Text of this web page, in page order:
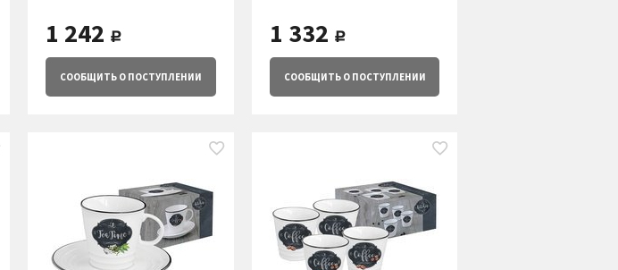
1 242 руб.
СООБЩИТЬО ПОСТУПЛЕНИИ
1 332 руб.
СООБЩИТЬО ПОСТУПЛЕНИИ